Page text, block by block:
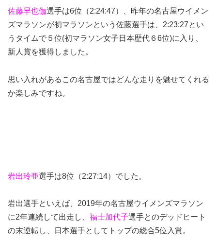
佐藤早也伽選手は6位（2:24:47）、昨年の名古屋ウイメン
ズマラソンが初マラソンという佐藤選手は、2:23:27とい
うタイムで５位(初マラソン女子日本歴代６6位)に入り、
新人賞を獲得しました。
思い入れがあるこの名古屋ではどんな走りを魅せてくれる
か楽しみですね。
岩出玲亜選手は8位（2:27:14）でした。
岩出選手といえば、2019年の名古屋ウイメンズマラソン
に2年連続して出走し、 福士加代子選手とのデッドヒート
の末逆転し、日本選手としてトップの総合5位入賞。